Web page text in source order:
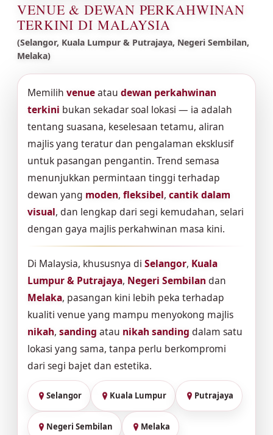
VENUE & DEWAN PERKAHWINAN
TERKINI DI MALAYSIA
(Selangor, Kuala Lumpur & Putrajaya, Negeri Sembilan,
Melaka)
Memilih venueatau dewan perkahwinan
terkini bukan sekadar soal lokasi — ia adalah
tentang suasana, keselesaan tetamu, aliran
majlis yang teratur dan pengalaman eksklusif
untuk pasangan pengantin. Trend semasa
menunjukkan permintaan tinggi terhadap
dewan yang moden, fleksibel, cantik dalam
visual, dan lengkap dari segi kemudahan, selari
dengan gaya majlis perkahwinan masa kini.
Di Malaysia, khususnya di Selangor, Kuala
Lumpur & Putrajaya, Negeri Sembilan dan
Melaka, pasangan kini lebih peka terhadap
kualiti venue yang mampu menyokong majlis
nikah, sanding atau nikah sanding dalam satu
lokasi yang sama, tanpa perlu berkompromi
dari segi bajet dan estetika.
Selangor Kuala Lumpur Putrajaya
Negeri Sembilan Melaka